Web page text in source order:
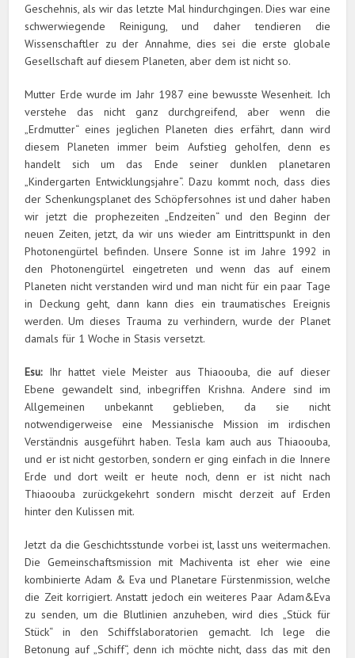
Geschehnis, als wir das letzte Mal hindurchgingen. Dies war eine
schwerwiegende Reinigung, und daher tendieren die
Wissenschaftler zu der Annahme, dies sei die erste globale
Gesellschaft auf diesem Planeten, aber dem ist nicht so.
Mutter Erde wurde im Jahr 1987 eine bewusste Wesenheit. Ich
verstehe das nicht ganz durchgreifend, aber wenn die
„Erdmutter“ eines jeglichen Planeten dies erfährt, dann wird
diesem Planeten immer beim Aufstieg geholfen, denn es
handelt sich um das Ende seiner dunklen planetaren
„Kindergarten Entwicklungsjahre“. Dazu kommt noch, dass dies
der Schenkungsplanet des Schöpfersohnes ist und daher haben
wir jetzt die prophezeiten „Endzeiten“ und den Beginn der
neuen Zeiten, jetzt, da wir uns wieder am Eintrittspunkt in den
Photonengürtel befinden. Unsere Sonne ist im Jahre 1992 in
den Photonengürtel eingetreten und wenn das auf einem
Planeten nicht verstanden wird und man nicht für ein paar Tage
in Deckung geht, dann kann dies ein traumatisches Ereignis
werden. Um dieses Trauma zu verhindern, wurde der Planet
damals für 1 Woche in Stasis versetzt.
Esu:Ihr hattet viele Meister aus Thiaoouba, die auf dieser
Ebene gewandelt sind, inbegriffen Krishna. Andere sind im
Allgemeinen unbekannt geblieben, da sie nicht
notwendigerweise eine Messianische Mission im irdischen
Verständnis ausgeführt haben. Tesla kam auch aus Thiaoouba,
und er ist nicht gestorben, sondern er ging einfach in die Innere
Erde und dort weilt er heute noch, denn er ist nicht nach
Thiaoouba zurückgekehrt sondern mischt derzeit auf Erden
hinter den Kulissen mit.
Jetzt da die Geschichtsstunde vorbei ist, lasst uns weitermachen.
Die Gemeinschaftsmission mit Machiventa ist eher wie eine
kombinierte Adam & Eva und Planetare Fürstenmission, welche
die Zeit korrigiert. Anstatt jedoch ein weiteres Paar Adam&Eva
zu senden, um die Blutlinien anzuheben, wird dies „Stück für
Stück“ in den Schiffslaboratorien gemacht. Ich lege die
Betonung auf „Schiff“, denn ich möchte nicht, dass das mit den